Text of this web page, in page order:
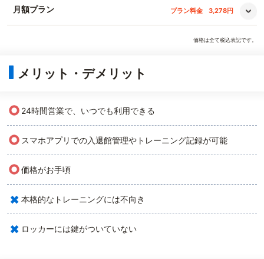
月額プラン プラン料金 3,278円
価格は全て税込表記です。
メリット・デメリット
○ 24時間営業で、いつでも利用できる
○ スマホアプリでの入退館管理やトレーニング記録が可能
○価格がお手頃
× 本格的なトレーニングには不向き
× ロッカーには鍵がついていない